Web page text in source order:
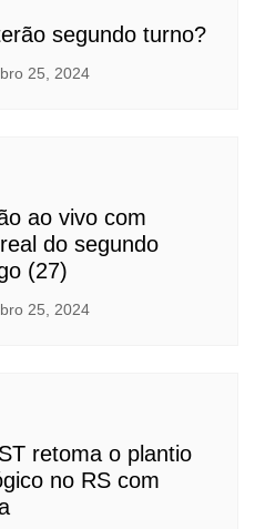
segundo turno?
25, 2024
ao vivo com
do segundo
(27)
25, 2024
retoma o plantio
no RS com